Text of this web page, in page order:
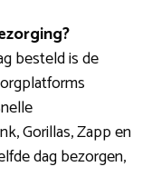
besteld is de
Gorillas, Zapp en
dag bezorgen,